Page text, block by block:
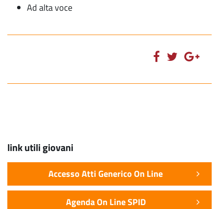
Ad alta voce
link utili giovani
Accesso Atti Generico On Line
Agenda On Line SPID